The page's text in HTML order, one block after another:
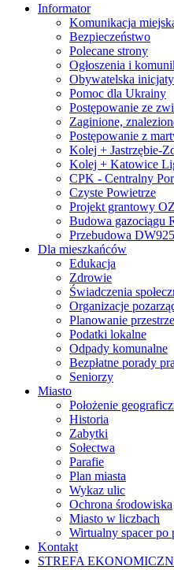
Informator
Komunikacja
Bezpieczeństwo
Polecane strony
Ogłoszenia i
Obywatelska
Pomoc dla Ukrainy
Postępowanie ze
Zaginione,
Postępowanie z
Kolej + Jastrzębie-
Kolej + Katowice
CPK - Centralny
Czyste Powietrze
Projekt grantowy
Budowa gazociągu
Przebudowa DW925
Dla mieszkańców
Edukacja
Zdrowie
Świadczenia
Organizacje
Planowanie
Podatki lokalne
Odpady komunalne
Bezpłatne porady
Seniorzy
Miasto
Położenie
Historia
Zabytki
Sołectwa
Parafie
Plan miasta
Wykaz ulic
Ochrona środowiska
Miasto w liczbach
Wirtualny spacer po
Kontakt
STREFA